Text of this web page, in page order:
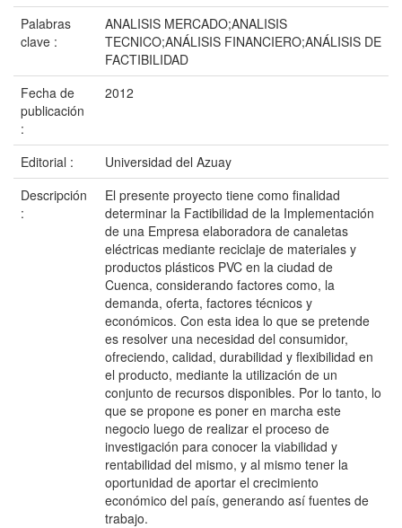
Palabras
clave :
ANALISIS MERCADO;ANALISIS
TECNICO;ANÁLISIS FINANCIERO;ANÁLISIS DE
FACTIBILIDAD
Fecha de
publicación
:
2012
Editorial :
Universidad del Azuay
Descripción
:
El presente proyecto tiene como finalidad
determinar la Factibilidad de la Implementación
de una Empresa elaboradora de canaletas
eléctricas mediante reciclaje de materiales y
productos plásticos PVC en la ciudad de
Cuenca, considerando factores como, la
demanda, oferta, factores técnicos y
económicos. Con esta idea lo que se pretende
es resolver una necesidad del consumidor,
ofreciendo, calidad, durabilidad y flexibilidad en
el producto, mediante la utilización de un
conjunto de recursos disponibles. Por lo tanto, lo
que se propone es poner en marcha este
negocio luego de realizar el proceso de
investigación para conocer la viabilidad y
rentabilidad del mismo, y al mismo tener la
oportunidad de aportar el crecimiento
económico del país, generando así fuentes de
trabajo.